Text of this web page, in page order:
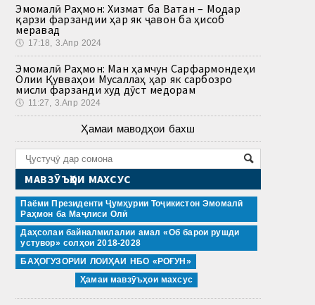
Эмомалӣ Раҳмон: Хизмат ба Ватан – Модар
қарзи фарзандии ҳар як ҷавон ба ҳисоб
меравад
🕔 17:18, 3.Апр 2024
Эмомалӣ Раҳмон: Ман ҳамчун Сарфармондеҳи
Олии Қувваҳои Мусаллаҳ ҳар як сарбозро
мисли фарзанди худ дӯст медорам
🕔 11:27, 3.Апр 2024
Ҳамаи маводҳои бахш
МАВЗӮЪҲОИ МАХСУС
Паёми Президенти Ҷумҳурии Тоҷикистон Эмомалӣ
Раҳмон ба Маҷлиси Олӣ
Даҳсолаи байналмилалии амал «Об барои рушди
устувор» солҳои 2018-2028
БАҲОГУЗОРИИ ЛОИҲАИ НБО «РОҒУН»
Ҳамаи мавзӯъҳои махсус